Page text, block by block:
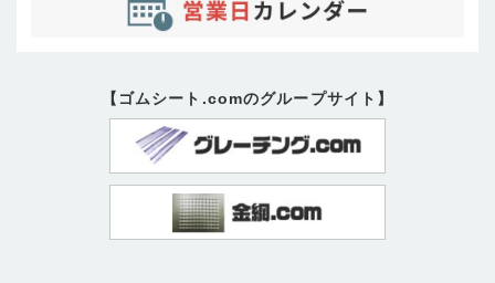
【ゴムシート.comのグループサイト】